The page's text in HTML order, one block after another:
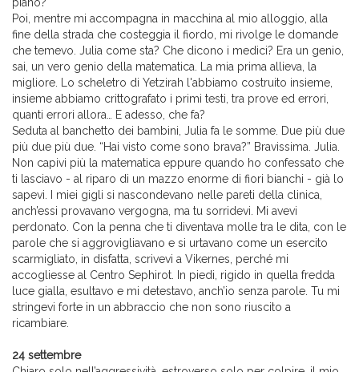
Poi, mentre mi accompagna in macchina al mio alloggio, alla
fine della strada che costeggia il fiordo, mi rivolge le domande
che temevo. Julia come sta? Che dicono i medici? Era un genio,
sai, un vero genio della matematica. La mia prima allieva, la
migliore. Lo scheletro di Yetzirah l'abbiamo costruito insieme,
insieme abbiamo crittografato i primi testi, tra prove ed errori,
quanti errori allora… E adesso, che fa?
Seduta al banchetto dei bambini, Julia fa le somme. Due più due
più due più due. “Hai visto come sono brava?” Bravissima. Julia.
Non capivi più la matematica eppure quando ho confessato che
ti lasciavo - al riparo di un mazzo enorme di fiori bianchi - già lo
sapevi. I miei gigli si nascondevano nelle pareti della clinica,
anch’essi provavano vergogna, ma tu sorridevi. Mi avevi
perdonato. Con la penna che ti diventava molle tra le dita, con le
parole che si aggrovigliavano e si urtavano come un esercito
scarmigliato, in disfatta, scrivevi a Vikernes, perché mi
accogliesse al Centro Sephirot. In piedi, rigido in quella fredda
luce gialla, esultavo e mi detestavo, anch’io senza parole. Tu mi
stringevi forte in un abbraccio che non sono riuscito a
ricambiare.
24 settembre